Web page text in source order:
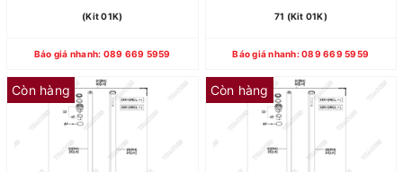
(Kit 01K)
Báo giá nhanh: 089 669 5959
71 (Kit 01K)
Báo giá nhanh: 089 669 5959
Còn hàng Còn hàng